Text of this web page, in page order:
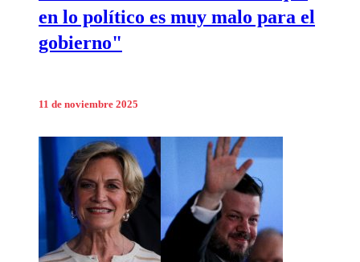
en lo político es muy malo para el
gobierno"
11 de noviembre 2025